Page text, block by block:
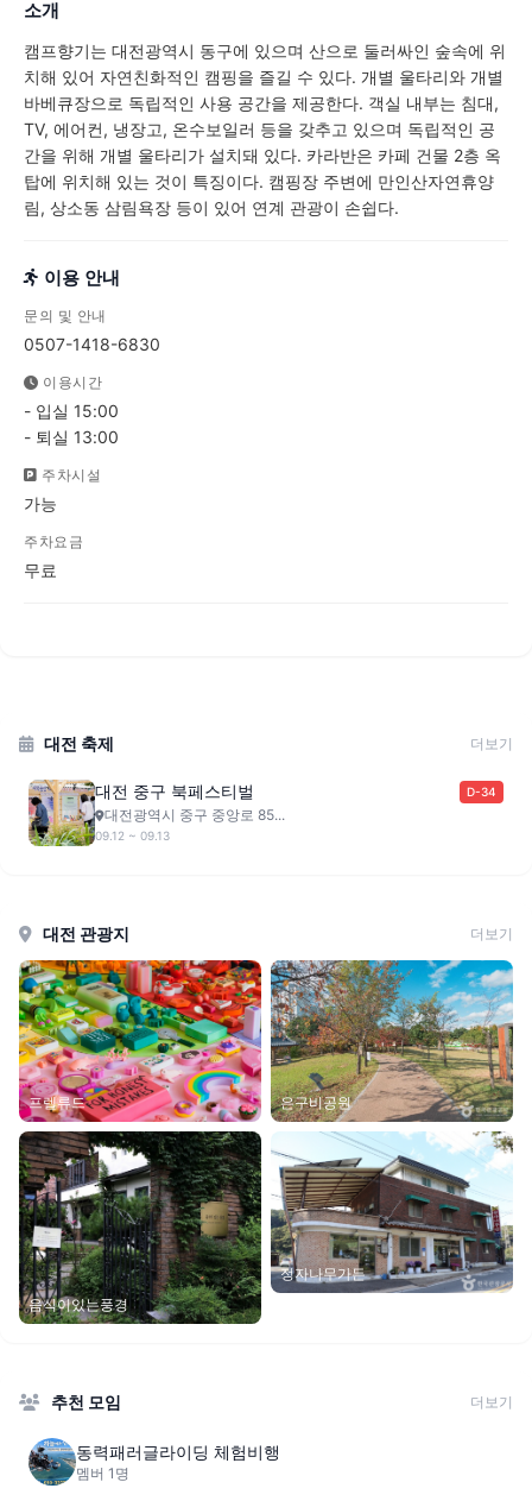
소개
캠프향기는 대전광역시 동구에 있으며 산으로 둘러싸인 숲속에 위
치해 있어 자연친화적인 캠핑을 즐길 수 있다. 개별 울타리와 개별
바베큐장으로 독립적인 사용 공간을 제공한다. 객실 내부는 침대,
TV, 에어컨, 냉장고, 온수보일러 등을 갖추고 있으며 독립적인 공
간을 위해 개별 울타리가 설치돼 있다. 카라반은 카페 건물 2층 옥
탑에 위치해 있는 것이 특징이다. 캠핑장 주변에 만인산자연휴양
림, 상소동 삼림욕장 등이 있어 연계 관광이 손쉽다.
이용 안내
문의 및 안내
0507-1418-6830
이용시간
- 입실 15:00
- 퇴실 13:00
주차시설
가능
주차요금
무료
대전 축제 더보기
대전 중구 북페스티벌 D-34
대전광역시 중구 중앙로 85...
09.12 ~ 09.13
대전 관광지 더보기
프렐류드 은구비공원
음식이있는풍경
정자나무가든
추천 모임 더보기
동력패러글라이딩 체험비행
멤버 1명